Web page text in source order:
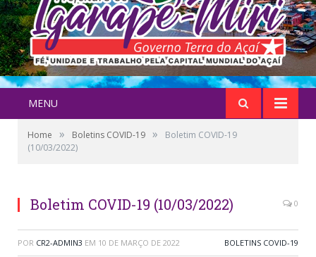
MENU
Home » Boletins COVID-19 »
Boletim COVID-19
(10/03/2022)
Boletim COVID-19 (10/03/2022) 0
POR CR2-ADMIN3 EM 10 DE MARÇO DE 2022 BOLETINS COVID-19